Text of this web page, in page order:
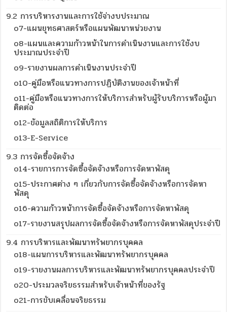
9.2 การบริหารงานและการใช้จ่างบประมาณ
o7-แผนยุทธศาสตร์หรือแผนพัฒนาหน่วยงาน
o8-แผนและความก้าวหน้าในการดำเนินงานและการใช้งบ
ประมาณประจำปี
o9-รายงานผลการดำเนินงานประจำปี
o10-คู่มือหรือแนวทางการปฏิบัติงานของเจ้าหน้าที่
o11-คู่มือหรือแนวทางการให้บริการสำหรับผู้รับบริการหรือผู้มา
ติดต่อ
o12-ข้อมูลสถิติการให้บริการ
o13-E-Service
9.3 การจัดซื้อจัดจ้าง
o14-รายการการจัดซื้อจัดจ้างหรือการจัดหาพัสดุ
o15-ประกาศต่าง ๆ เกี่ยวกับการจัดซื้อจัดจ้างหรือการจัดหา
พัสดุ
o16-ความก้าวหน้าการจัดซื้อจัดจ้างหรือการจัดหาพัสดุ
o17-รายงานสรุปผลการจัดซื้อจัดจ้างหรือการจัดหาพัสดุประจำปี
9.4 การบริหารและพัฒนาทรัพยากรบุคคล
o18-แผนการบริหารและพัฒนาทรัพยากรบุคคล
o19-รายงานผลการบริหารและพัฒนาทรัพยากรบุคคลประจำปี
o20-ประมวลจริยธรรมสำหรับเจ้าหน้าที่ของรัฐ
o21-การขับเคลื่อนจริยธรรม